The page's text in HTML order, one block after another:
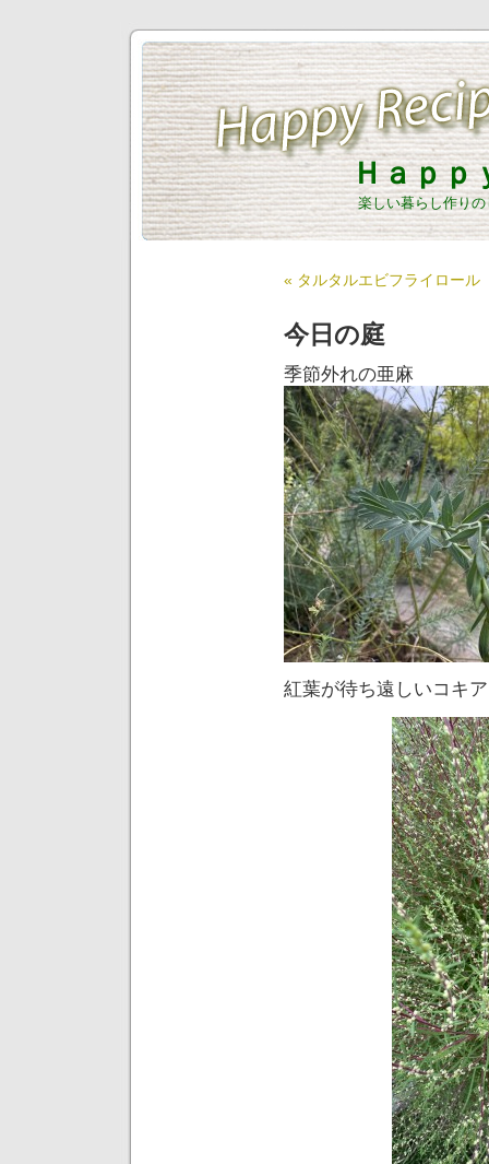
Ｈａｐ
楽しい暮らし作り
« タルタルエビフライロール
今日の庭
季節外れの亜麻
紅葉が待ち遠しいコキア